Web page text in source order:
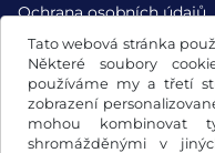
Tato webová stránka
Některé soubory
používáme my a třetí
zobrazení
mohou kombinovat
shromážděnými v
Ochrana osobních údajů